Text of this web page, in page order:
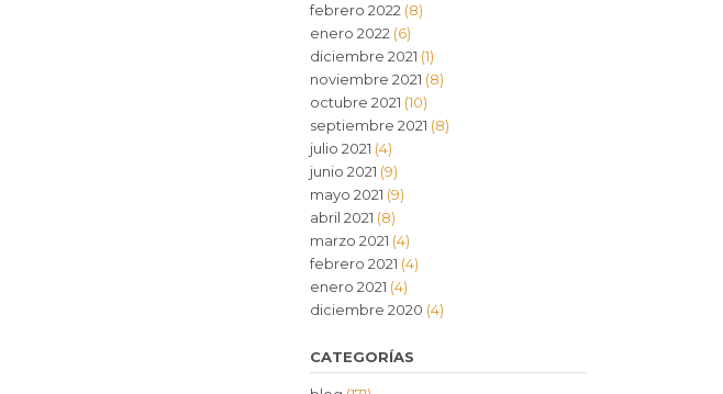
febrero 2022 (8)
enero 2022 (6)
diciembre 2021 (1)
noviembre 2021 (8)
octubre 2021 (10)
septiembre 2021 (8)
julio 2021 (4)
junio 2021 (9)
mayo 2021 (9)
abril 2021 (8)
marzo 2021 (4)
febrero 2021 (4)
enero 2021 (4)
diciembre 2020 (4)
CATEGORÍAS